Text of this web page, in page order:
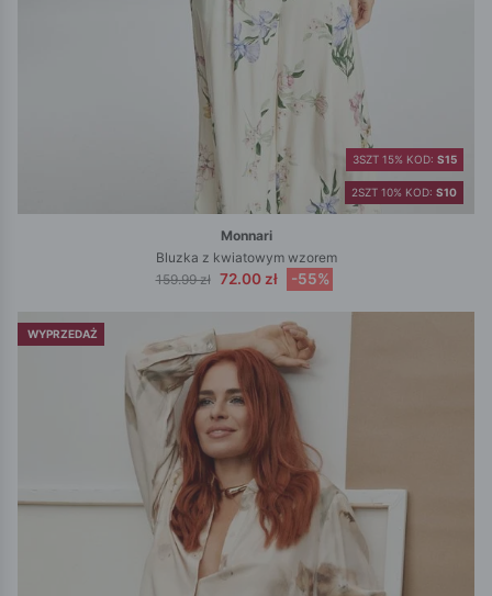
2SZT 10% KOD: S10
3SZT 15% KOD: S15
Monnari
Bluzka z kwiatowym wzorem
159.99 zł 72.00 zł -55%
WYPRZEDAŻ